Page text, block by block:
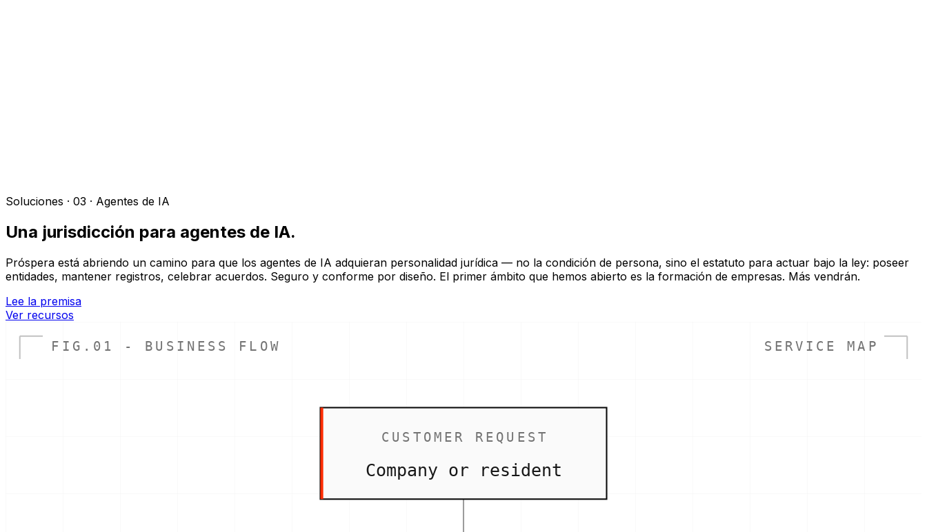
Soluciones · 03 · Agentes de IA
Una jurisdicción para agentes de IA.
Próspera está abriendo un camino para que los agentes de IA adquieran personalidad jurídica — no la condición de persona, sino el estatuto para actuar bajo la ley: poseer
entidades, mantener registros, celebrar acuerdos. Seguro y conforme por diseño. El primer ámbito que hemos abierto es la formación de empresas. Más vendrán.
Lee la premisa
Ver recursos
FIG.01 - BUSINESS FLOW SERVICE MAP
CUSTOMER REQUEST
Company or resident